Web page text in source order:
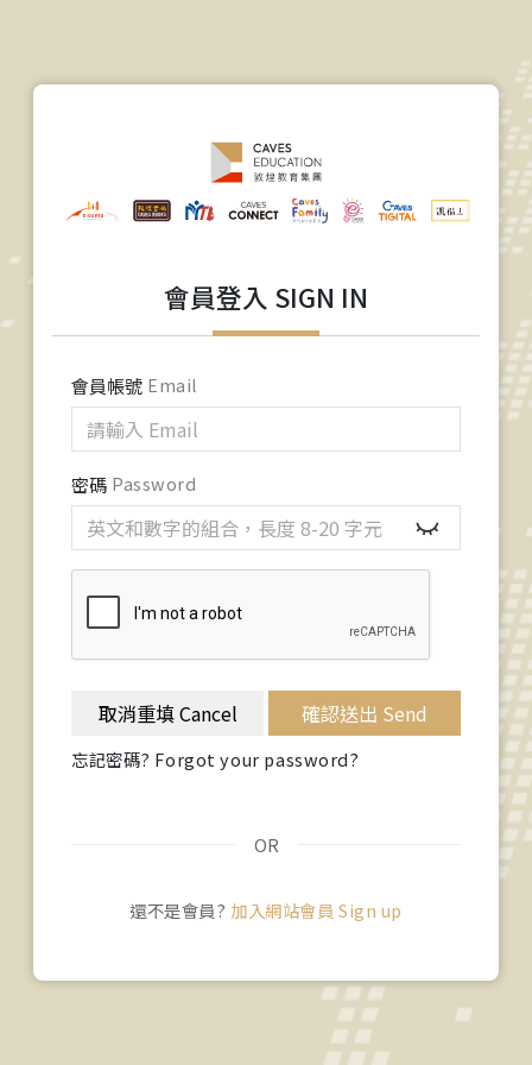
會員登入 SIGN IN
會員帳號 Email
密碼 Password
取消重填 Cancel 確認送出 Send
忘記密碼? Forgot your password?
OR
還不是會員? 加入網站會員 Sign up